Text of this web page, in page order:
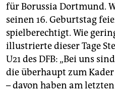
für Borussia Dortmund.
seinen 16. Geburtstag
spielberechtigt. Wie
illustrierte dieser Tage
U21 des DFB: „Bei uns
die überhaupt zum
– davon haben am